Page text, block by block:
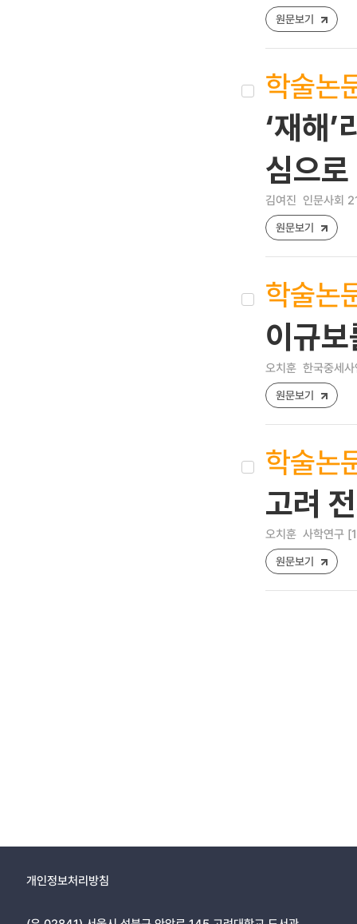
원문보기
학술논
‘재해
심으로
김여진 인문사회
원문보기
학술논
이규
오치훈 한국중세
원문보기
학술논
고려
오치훈 사학연구
원문보기
개인정보처리방침